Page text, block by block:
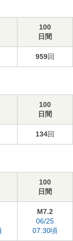
100
日間
959回
100
日間
134回
100
日間
M7.2
06/25
07:30頃